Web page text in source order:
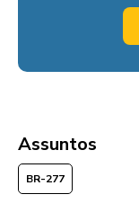
Assuntos
BR-277